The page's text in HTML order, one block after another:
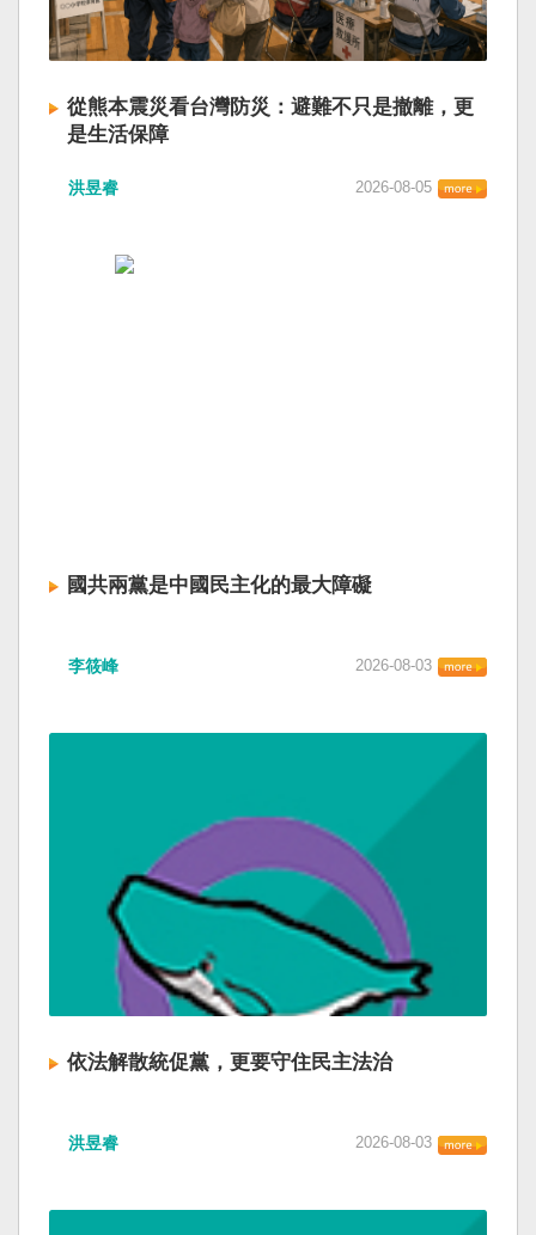
從熊本震災看台灣防災：避難不只是撤離，更
是生活保障
洪昱睿 2026-08-05
國共兩黨是中國民主化的最大障礙
李筱峰 2026-08-03
依法解散統促黨，更要守住民主法治
洪昱睿 2026-08-03